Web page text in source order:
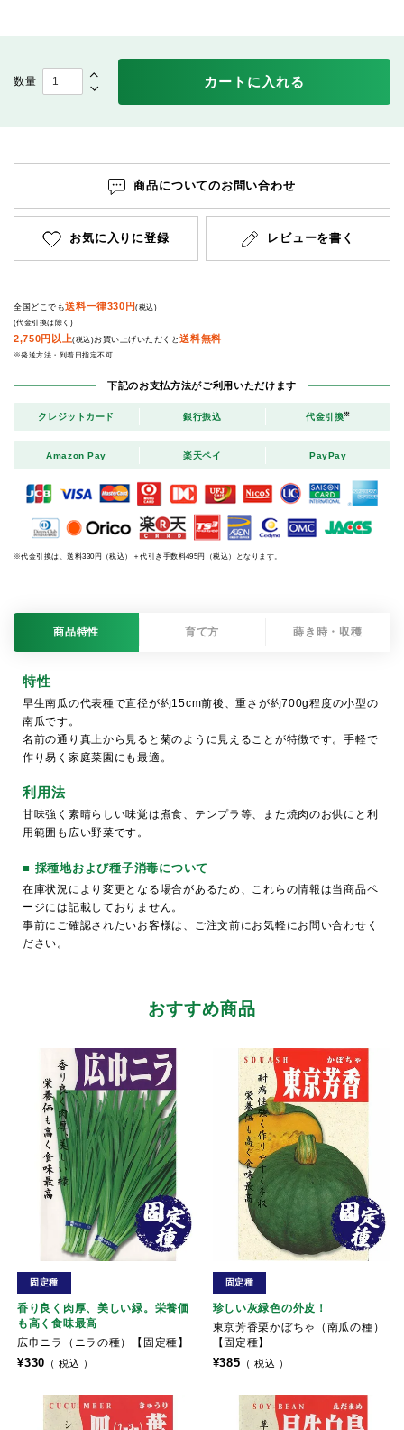
カートに入れる
商品についてのお問い合わせ
お気に入りに登録 レビューを書く
全国どこでも送料一律330円(税込)
(代金引換は除く)
2,750円以上(税込)お買い上げいただくと送料無料
※発送方法・到着日指定不可
下記のお支払方法がご利用いただけます
クレジットカード 銀行振込 代金引換※
Amazon Pay 楽天ペイ PayPay
※代金引換は、送料330円（税込）＋代引き手数料495円（税込）となります。
商品特性 育て方 蒔き時・収穫
特性
早生南瓜の代表種で直径が約15cm前後、重さが約700g程度の小型の
南瓜です。
名前の通り真上から見ると菊のように見えることが特徴です。手軽で
作り易く家庭菜園にも最適。
利用法
甘味強く素晴らしい味覚は煮食、テンプラ等、また焼肉のお供にと利
用範囲も広い野菜です。
■ 採種地および種子消毒について
在庫状況により変更となる場合があるため、これらの情報は当商品ペ
ージには記載しておりません。
事前にご確認されたいお客様は、ご注文前にお気軽にお問い合わせく
ださい。
おすすめ商品
香り良く肉厚、美しい緑。栄養価
も高く食味最高
広巾ニラ（ニラの種）【固定種】
固定種
¥330 税込
珍しい灰緑色の外皮！
東京芳香栗かぼちゃ（南瓜の種）
【固定種】
固定種
¥385 税込